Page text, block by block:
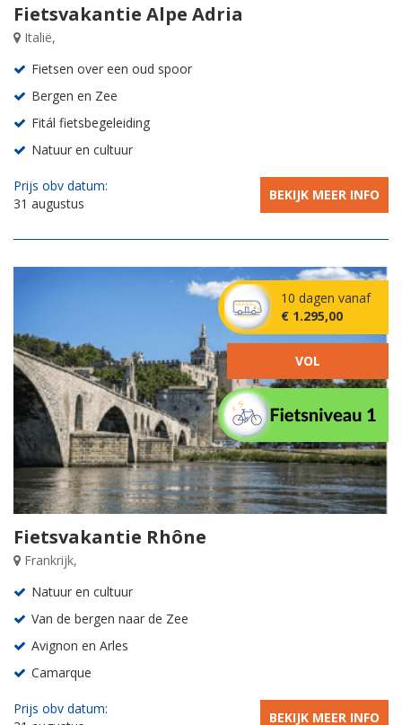
Fietsvakantie Alpe Adria
Italië,
Fietsen over een oud spoor
Bergen en Zee
Fitál fietsbegeleiding
Natuur en cultuur
Prijs obv datum:
31 augustus
BEKIJK MEER INFO
Fietsvakantie Rhône
Frankrijk,
Natuur en cultuur
Van de bergen naar de Zee
Avignon en Arles
Camarque
Prijs obv datum:
BEKIJK MEER INFO
10 dagen vanaf
€ 1.295,00
VOL